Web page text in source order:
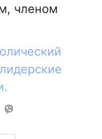
членом